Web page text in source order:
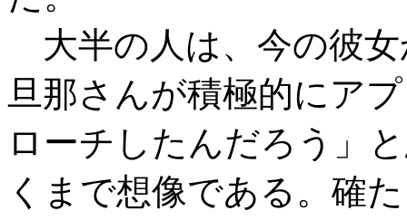
大半の人は、今の彼
旦那さんが積極的にアプ
ローチしたんだろう」
くまで想像である。確た